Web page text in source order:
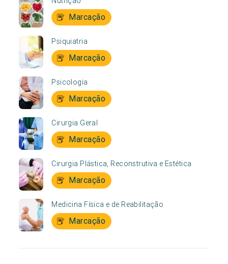
Marcação
Psiquiatria
Marcação
Psicologia
Marcação
Cirurgia Geral
Marcação
Cirurgia Plástica, Reconstrutiva e Estética
Marcação
Medicina Física e de Reabilitação
Marcação